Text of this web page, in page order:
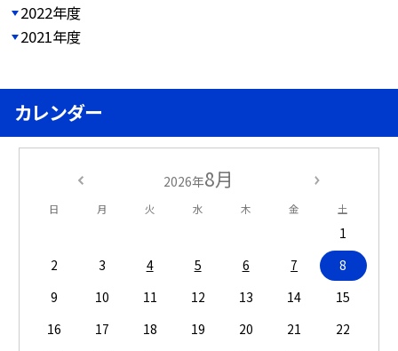
2022年度
2021年度
カレンダー
2026年8月
日 月 火 水 木 金 土
1
2
3 4 5 6 7
8
9
10 11 12 13 14
15
16
17 18 19 20 21
22